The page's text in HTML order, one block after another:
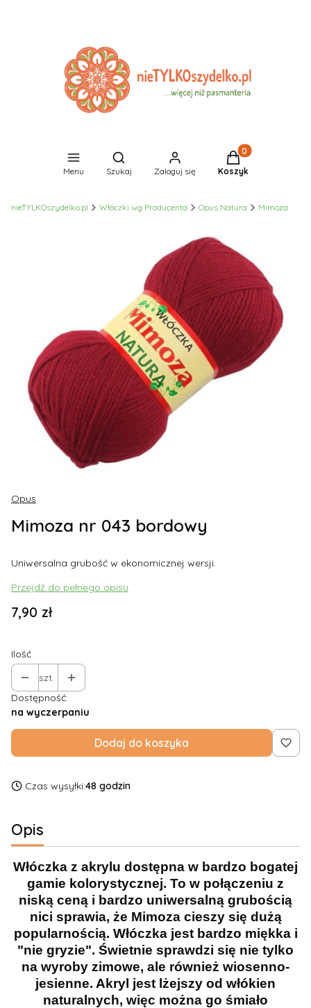
Menu
Otwórz wyszukiwarkę
Szukaj Zaloguj się
Produkty w
Koszyk
nieTYLKOszydelko.pl Włóczki wg Producenta Opus Natura Mimoza
Opus
Mimoza nr 043 bordowy
Uniwersalna grubość w ekonomicznej wersji.
Przejdź do pełnego opisu
Cena
7,90 zł
Ilość
szt.
Dostępność:
na wyczerpaniu
Dodaj do koszyka
Czas wysyłki:48 godzin
Opis
Włóczka z akrylu dostępna w bardzo bogatej
gamie kolorystycznej. To w połączeniu z
niską ceną i bardzo uniwersalną grubością
nici sprawia, że Mimoza cieszy się dużą
popularnością. Włóczka jest bardzo miękka i
"nie gryzie". Świetnie sprawdzi się nie tylko
na wyroby zimowe, ale również wiosenno-
jesienne. Akryl jest lżejszy od włókien
naturalnych, więc można go śmiało